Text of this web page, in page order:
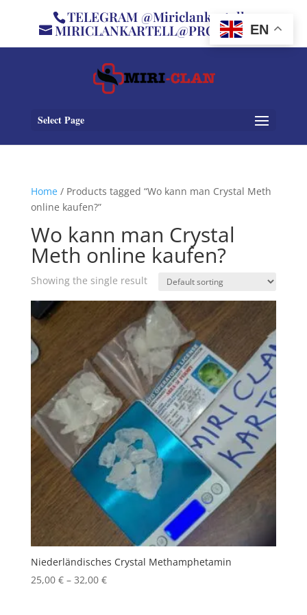
TELEGRAM @Miriclankartell
MIRICLANKARTELL@PROTON.ME
Select Page
Home/ Products tagged “Wo kann man Crystal Meth
online kaufen?”
Wo kann man Crystal
Meth online kaufen?
Showing the single result
Niederländisches Crystal Methamphetamin
25,00 € – 32,00 €Price
EN